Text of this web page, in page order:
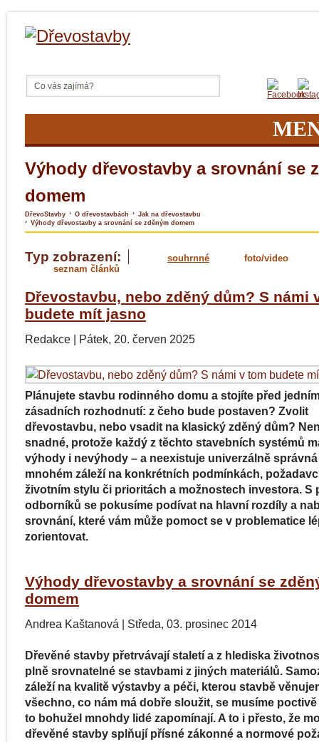
Výhody dřevostavby a srovnání se
domem
DřevoStavby › O dřevostavbách › Jak na dřevostavbu
› Výhody dřevostavby a srovnání se zděným domem
Typ zobrazení: souhrnné
foto/video
seznam článků
Dřevostavbu, nebo zděný dům? S námi
budete mít jasno
Redakce | Pátek, 20. červen 2025
Plánujete stavbu rodinného domu a stojíte před
zásadních rozhodnutí: z čeho bude postaven? Zvolit
dřevostavbu, nebo vsadit na klasický zděný dům?
snadné, protože každý z těchto stavebních systémů
výhody i nevýhody – a neexistuje univerzálně
mnohém záleží na konkrétních podmínkách,
životním stylu či prioritách a možnostech investora. S
odborníků se pokusíme podívat na hlavní rozdíly a
srovnání, které vám může pomoct se v problematice
zorientovat.
Výhody dřevostavby a srovnání se
domem
Andrea Kaštanová | Středa, 03. prosinec 2014
Dřevěné stavby přetrvávají staletí a z hlediska
plně srovnatelné se stavbami z jiných materiálů.
záleží na kvalitě výstavby a péči, kterou stavbě
všechno, co nám má dobře sloužit, se musíme poctivě
to bohužel mnohdy lidé zapomínají. A to i přesto, že
dřevěné stavby splňují přísné zákonné a normové